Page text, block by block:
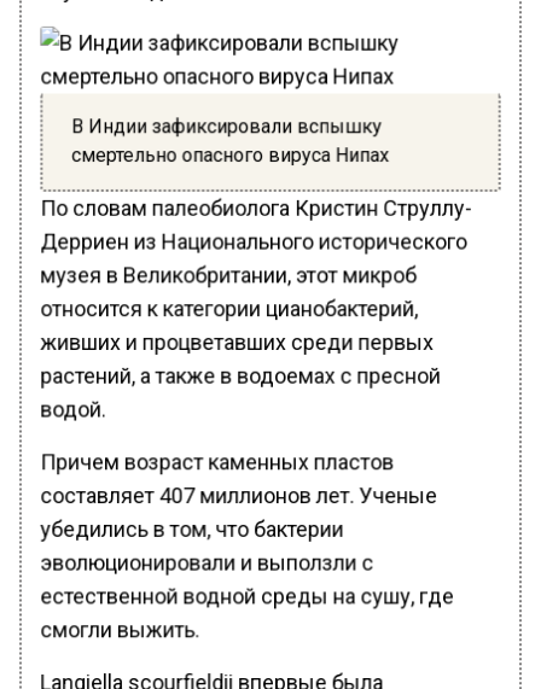
В Индии зафиксировали вспышку
смертельно опасного вируса Нипах
По словам палеобиолога Кристин Струллу-
Дерриен из Национального исторического
музея в Великобритании, этот микроб
относится к категории цианобактерий,
живших и процветавших среди первых
растений, а также в водоемах с пресной
водой.
Причем возраст каменных пластов
составляет 407 миллионов лет. Ученые
убедились в том, что бактерии
эволюционировали и выползли с
естественной водной среды на сушу, где
смогли выжить.
Langiella scourfieldii впервые была